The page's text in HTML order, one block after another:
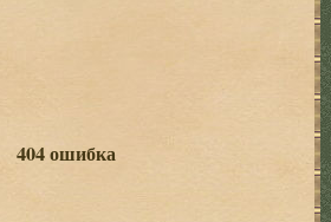
404 ошибка